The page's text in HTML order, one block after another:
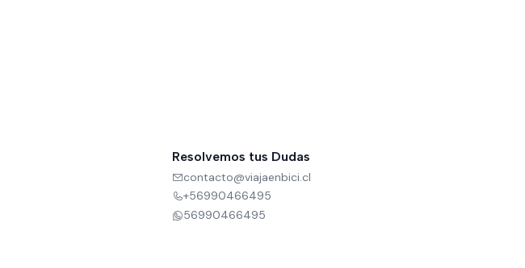
Resolvemos tus Dudas
contacto@viajaenbici.cl
+56990466495
56990466495